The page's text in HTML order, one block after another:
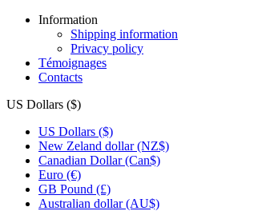
Information
Shipping information
Privacy policy
Témoignages
Contacts
US Dollars ($)
US Dollars ($)
New Zeland dollar (NZ$)
Canadian Dollar (Can$)
Euro (€)
GB Pound (£)
Australian dollar (AU$)